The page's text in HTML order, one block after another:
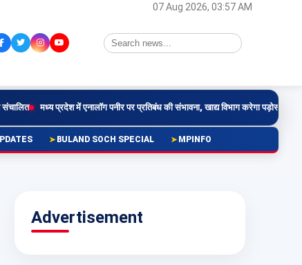
07 Aug 2026, 03:57 AM
में एनालॉग पनीर पर प्रतिबंध की संभावना, खाद्य विभाग करेगा पड़ोसी राज्यों के फैसलों का परीक्षण
BULAND SOCH SPECIAL MPINFO
Advertisement